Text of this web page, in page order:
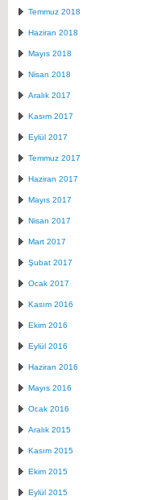
Temmuz 2018
Haziran 2018
Mayıs 2018
Nisan 2018
Aralık 2017
Kasım 2017
Eylül 2017
Temmuz 2017
Haziran 2017
Mayıs 2017
Nisan 2017
Mart 2017
Şubat 2017
Ocak 2017
Kasım 2016
Ekim 2016
Eylül 2016
Haziran 2016
Mayıs 2016
Ocak 2016
Aralık 2015
Kasım 2015
Ekim 2015
Eylül 2015